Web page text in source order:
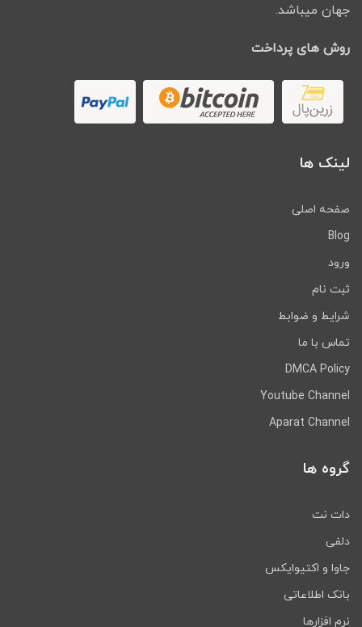
جهان میباشد.
روش های پرداخت
لینک ها
صفحه اصلی
Blog
ورود
ثبت نام
شرایط و ضوابط
تماس با ما
DMCA Policy
Youtube Channel
Aparat Channel
گروه ها
دات نت
دلفی
جاوا و اکتیوایکس
بانک اطلاعاتی
نرم افزارها